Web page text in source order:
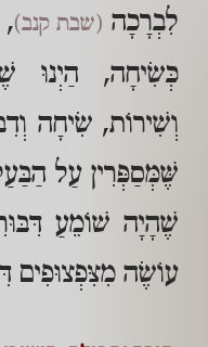
לִבְרָכָה (שבת קנב),
כְּשִׂיחָה, הַיְנוּ
וְשִׁירוֹת, שִׂיחָה
שֶּׁמְּסַפְּרִין עַל
שֶׁהָיָה שׁוֹמֵעַ
עוֹשֶׂה מִצִּפְצוּפִים